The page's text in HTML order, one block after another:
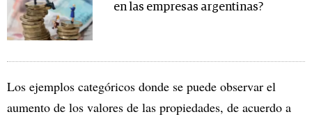
en las empresas argentinas?
Los ejemplos categóricos donde se puede observar el
aumento de los valores de las propiedades, de acuerdo a